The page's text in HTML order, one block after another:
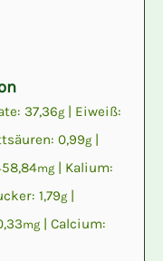
37,36g | Eiweiß:
0,99g |
mg | Kalium:
1,79g |
mg | Calcium: